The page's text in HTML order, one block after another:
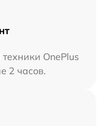
OnePlus
2 часов.